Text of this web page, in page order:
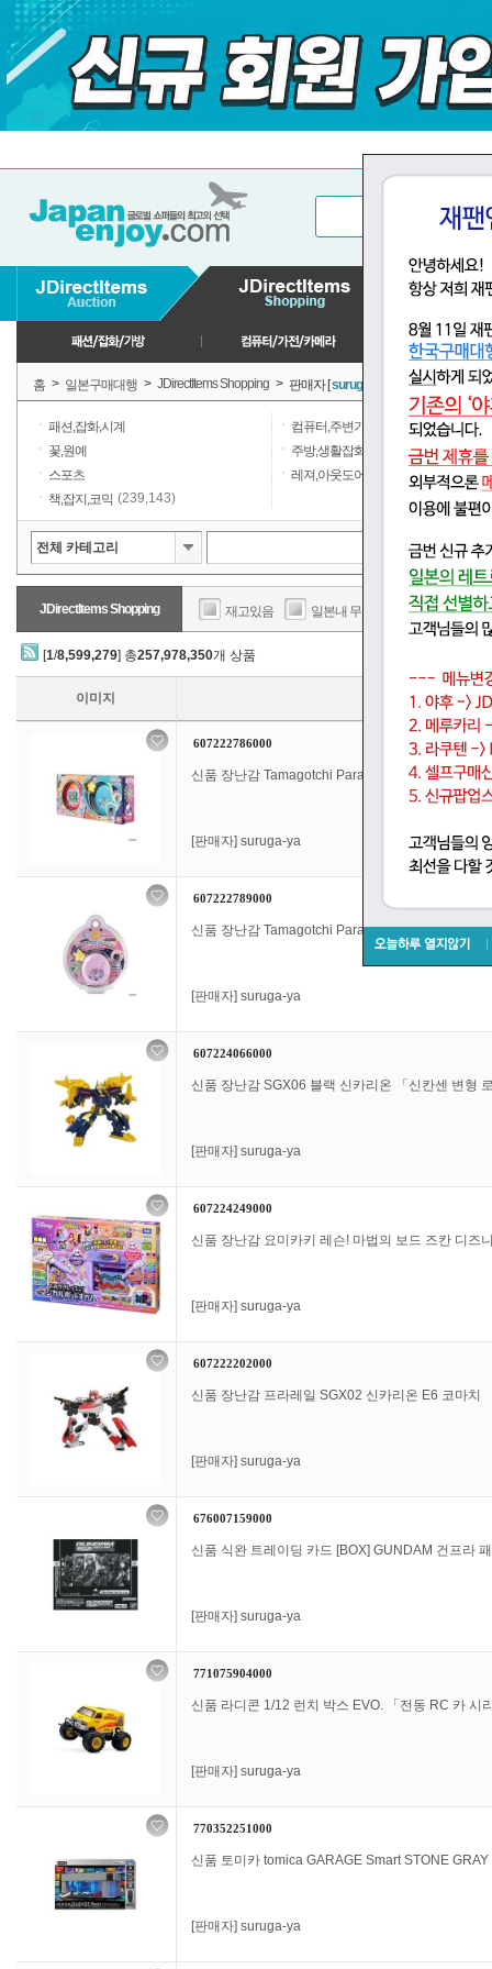
홈 > 일본구매대행 > JDirectItems Shopping > 판매자 [suruga-ya ] 판매상품
패션,잡화,시계 컴퓨터,주변기기
(6,287)
꽃,원예
주방,생활잡화,일용품
(47,293)
스포츠
레져,아웃도어
책,잡지,코믹 (239,143)
JDirectItems Shopping 재고있음 일본내 무료배송 판매가
[1/8,599,279] 총257,978,350개 상품
이미지
607222786000
신품 장난감 Tamagotchi Paradise - Orange
[판매자] suruga-ya
607222789000
신품 장난감 Tamagotchi Paradise - Pink Case
[판매자] suruga-ya
607224066000
신품 장난감 SGX06 블랙 신카리온 「신칸센 변형
[판매자] suruga-ya
607224249000
신품 장난감 요미카키 레슨! 마법의 보드 즈칸 디즈
[판매자] suruga-ya
607222202000
신품 장난감 프라레일 SGX02 신카리온 E6 코마치
[판매자] suruga-ya
676007159000
신품 식완 트레이딩 카드 [BOX] GUNDAM 건프라
[판매자] suruga-ya
771075904000
신품 라디콘 1/12 런치 박스 EVO. 「전동 RC 카 시
[판매자] suruga-ya
770352251000
신품 토미카 tomica GARAGE Smart STONE
[판매자] suruga-ya